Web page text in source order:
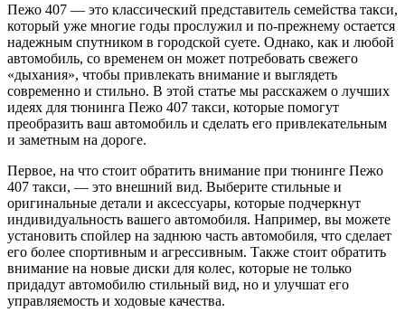
Пежо 407 — это классический представитель семейства такси,
который уже многие годы прослужил и по-прежнему остается
надежным спутником в городской суете. Однако, как и любой
автомобиль, со временем он может потребовать свежего
«дыхания», чтобы привлекать внимание и выглядеть
современно и стильно. В этой статье мы расскажем о лучших
идеях для тюнинга Пежо 407 такси, которые помогут
преобразить ваш автомобиль и сделать его привлекательным
и заметным на дороге.
Первое, на что стоит обратить внимание при тюнинге Пежо
407 такси, — это внешний вид. Выберите стильные и
оригинальные детали и аксессуары, которые подчеркнут
индивидуальность вашего автомобиля. Например, вы можете
установить спойлер на заднюю часть автомобиля, что сделает
его более спортивным и агрессивным. Также стоит обратить
внимание на новые диски для колес, которые не только
придадут автомобилю стильный вид, но и улучшат его
управляемость и ходовые качества.